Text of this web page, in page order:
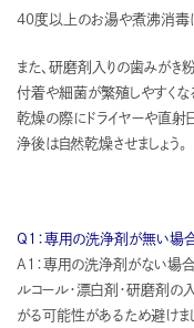
40度以上のお湯や煮沸消毒は
また、研磨剤入りの歯みがき
付着や細菌が繁殖しやすくな
乾燥の際にドライヤーや直射
浄後は自然乾燥させましょう。
Q1：専用の洗浄剤が無い場合
A1：専用の洗浄剤がない場
ルコール・漂白剤・研磨剤の
がる可能性があるため避けま